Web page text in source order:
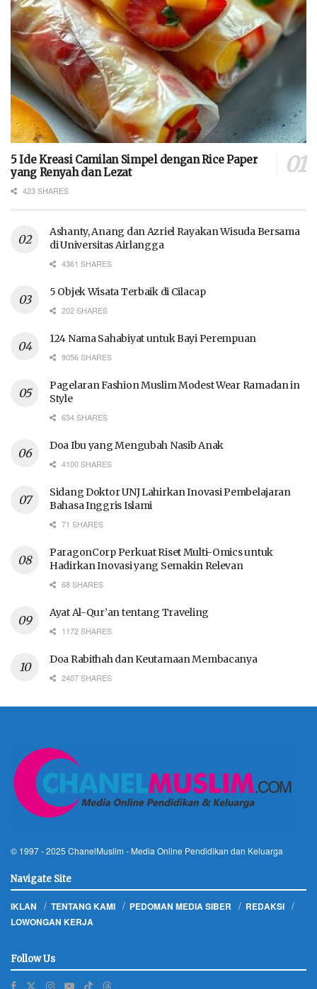
5 Ide Kreasi Camilan Simpel dengan Rice Paper
yang Renyah dan Lezat
423 SHARES
Ashanty, Anang dan Azriel Rayakan Wisuda Bersama
di Universitas Airlangga
4361 SHARES
5 Objek Wisata Terbaik di Cilacap
202 SHARES
124 Nama Sahabiyat untuk Bayi Perempuan
9056 SHARES
Pagelaran Fashion Muslim Modest Wear Ramadan in
Style
634 SHARES
Doa Ibu yang Mengubah Nasib Anak
4100 SHARES
Sidang Doktor UNJ Lahirkan Inovasi Pembelajaran
Bahasa Inggris Islami
71 SHARES
ParagonCorp Perkuat Riset Multi-Omics untuk
Hadirkan Inovasi yang Semakin Relevan
68 SHARES
Ayat Al-Qur’an tentang Traveling
1172 SHARES
Doa Rabithah dan Keutamaan Membacanya
2407 SHARES
© 1997 - 2025 ChanelMuslim - Media Online Pendidikan dan Keluarga
Navigate Site
IKLAN TENTANG KAMI PEDOMAN MEDIA SIBER
REDAKSI
LOWONGAN KERJA
Follow Us